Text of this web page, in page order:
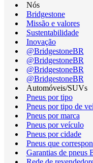
Nós
Bridgestone
Missão e valores
Sustentabilidade
Inovação
@BridgestoneBR
@BridgestoneBR
@BridgestoneBR
@BridgestoneBR
Automóveis/SUVs
Pneus por tipo
Pneus por tipo de
Pneus por marca
Pneus por veículo
Pneus por cidade
Pneus que
Garantias de pneus